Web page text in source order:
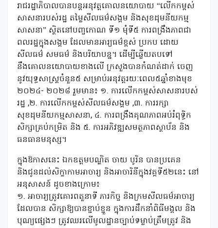
រាជរដ្ឋាភិបាលបានបន្តអនុវត្តគោលនយោបាយ “លើកកម្ពស់
សាសនារបស់រដ្ឋ តម្លៃសីលធម៌សង្គម និងសុខដុមនីយកម្ម
សាសនា” ស្ថិតនៅបញ្ចកោណ ទី១ មុំទី៥ ការពង្រឹងភាពជា
ពលរដ្ឋក្នុងសង្គម ដែលមានអារ្យធម៌ខ្ពស់ ប្រកប ដោយ
សីលធម៌ សមធម៌ និងបរិយាបន្ន។ ដើម្បីឆ្លើយតបទៅ
នឹងគោលនយោបាយខាងលើ ក្រសួងបានកំណត់ដាក់ ចេញ
នូវយុទ្ធសាស្រ្តចំនួន៥ សម្រាប់អនុវត្តរយៈពេល៥ឆ្នាំខាងមុខ
២០២៤- ២០២៨ រួមមាន៖ ១. ការលើកកម្ពស់សាសនារបស់
រដ្ឋ ,២. ការលើកកម្ពស់សីលធម៌សង្គម ,៣. ការរក្សា
សុខដុមនីយកម្មសាសនា, ៤. ការពង្រឹងគុណភាពអប់រំពុទ្ធិក
សិក្សាគ្រប់កម្រិត និង ៥. ការអភិវឌ្ឍសមត្ថភាពស្ថាប័ន និង
ធនធានមនុស្ស។
ក្នុងឱកាសនេះ ឯកឧត្តមបណ្ឌិត ចាយ បូរិន បានប្រគេន
និងជូនដល់សិក្ខាកាមអាចារ្យ និងអាចារិនីក្នុងវគ្គទី៥២នេះ នៅ
អនុសាសន៍ ដូចខាងក្រោម៖
១. អាចារ្យត្រូវគោរពតួនាទី ភារកិច្ច និងក្រមសីលធម៌អាចារ្យ
ដែលបាន សិក្សាឱ្យបានខ្ជាប់ខ្ជួន ក្នុងការដឹកនាំពិធីមង្គល និង
បុណ្យផ្សេងៗ ត្រូវឈរលើមូលដ្ឋានច្បាប់ទម្លាប់ត្រឹមត្រូវ និង